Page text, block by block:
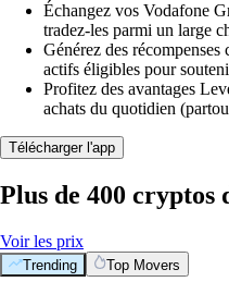
Échangez vos Vodafone
tradez-les parmi un large
Générez des
actifs éligibles pour
Profitez des avantages
achats du quotidien
Télécharger l'app
Plus de 400 cryptos
Voir les prix
Trending Top Movers